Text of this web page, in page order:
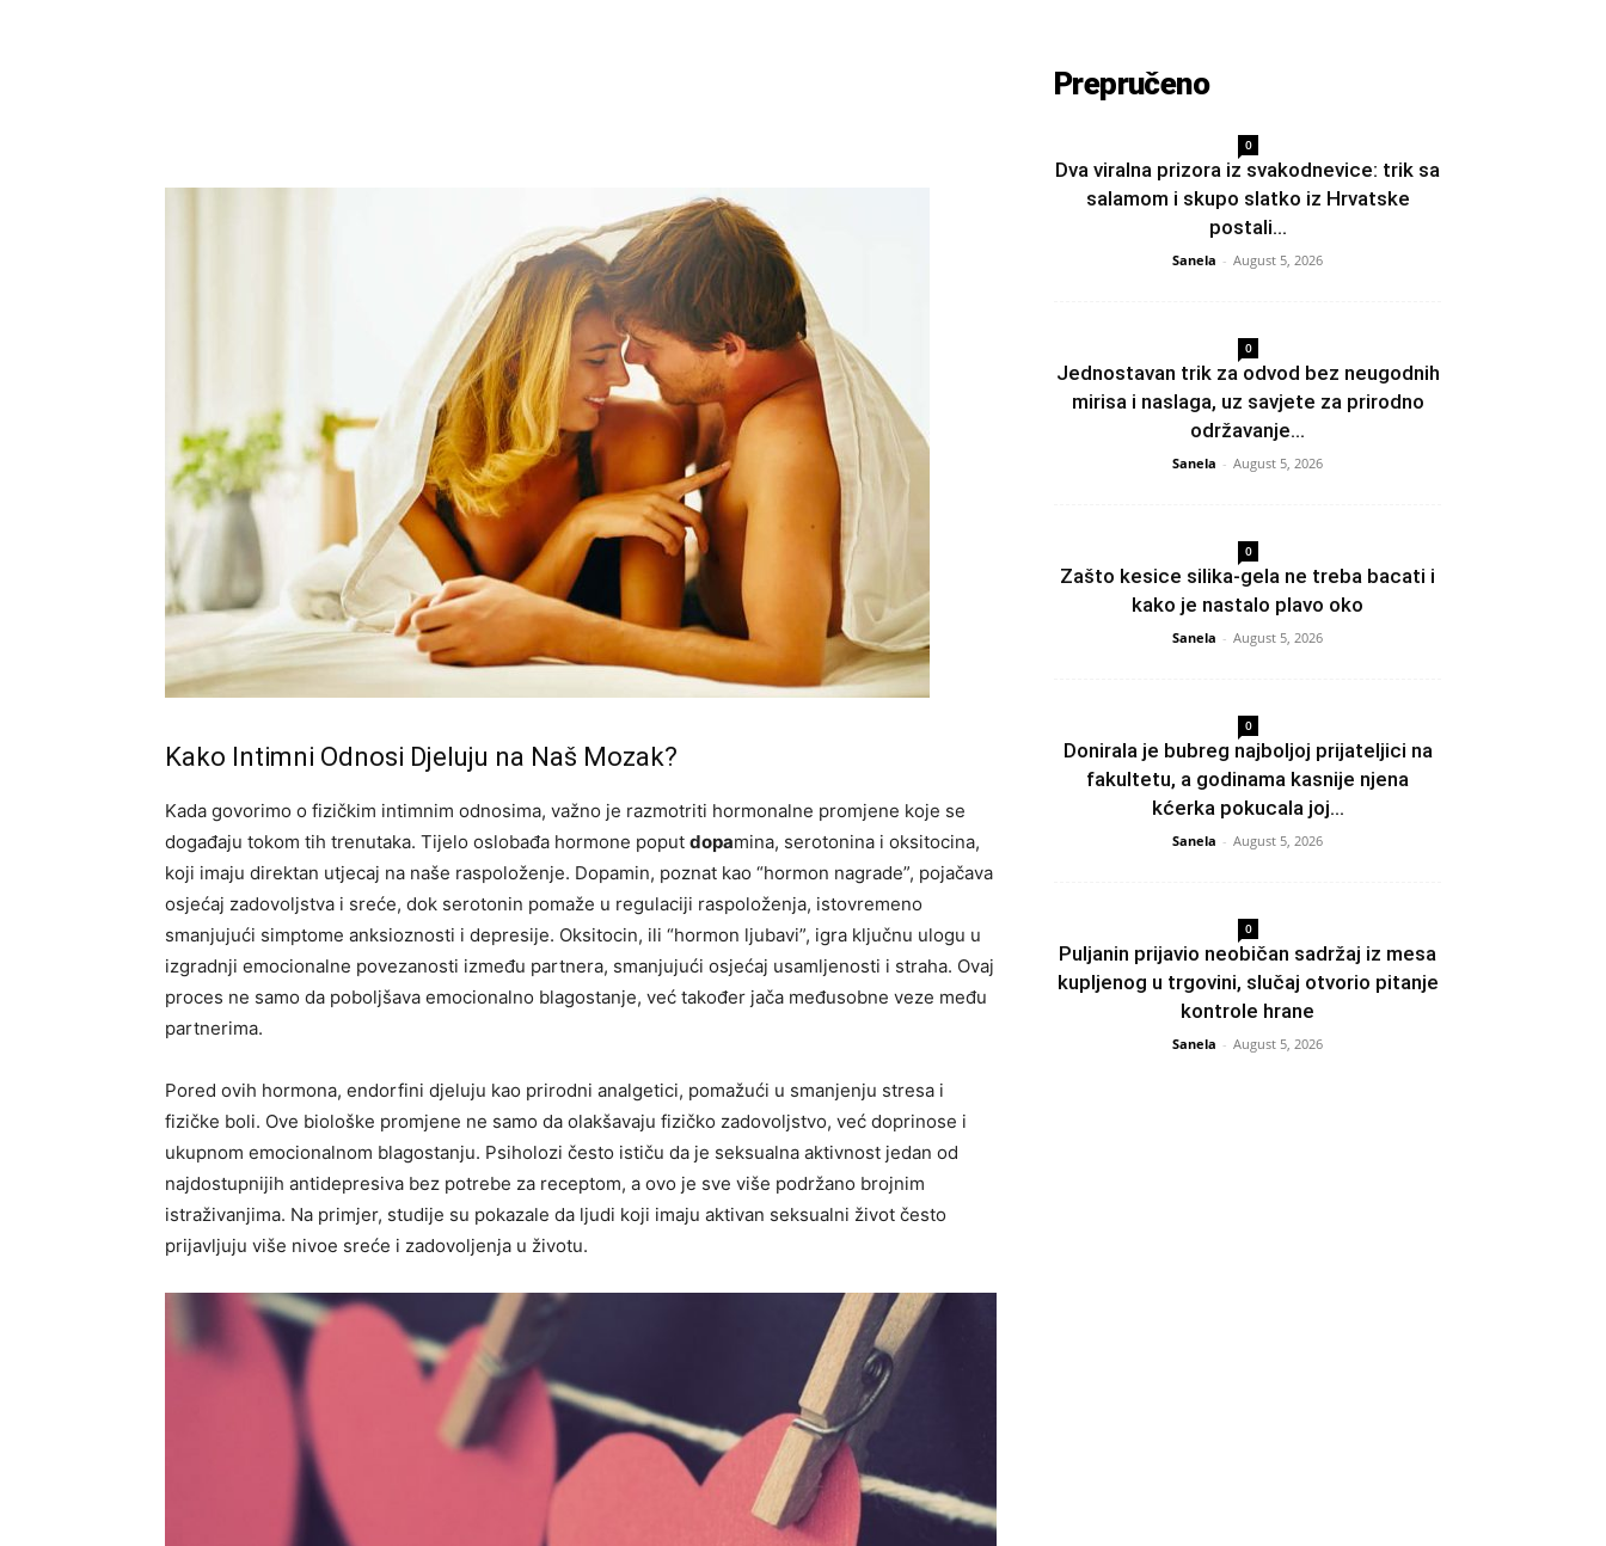
Kako Intimni Odnosi Djeluju na Naš Mozak?
Kada govorimo o fizičkim intimnim odnosima, važno je razmotriti hormonalne promjene koje se
događaju tokom tih trenutaka. Tijelo oslobađa hormone poput dopamina, serotonina i oksitocina,
koji imaju direktan utjecaj na naše raspoloženje. Dopamin, poznat kao “hormon nagrade”, pojačava
osjećaj zadovoljstva i sreće, dok serotonin pomaže u regulaciji raspoloženja, istovremeno
smanjujući simptome anksioznosti i depresije. Oksitocin, ili “hormon ljubavi”, igra ključnu ulogu u
izgradnji emocionalne povezanosti između partnera, smanjujući osjećaj usamljenosti i straha. Ovaj
proces ne samo da poboljšava emocionalno blagostanje, već također jača međusobne veze među
partnerima.
Pored ovih hormona, endorfini djeluju kao prirodni analgetici, pomažući u smanjenju stresa i
fizičke boli. Ove biološke promjene ne samo da olakšavaju fizičko zadovoljstvo, već doprinose i
ukupnom emocionalnom blagostanju. Psiholozi često ističu da je seksualna aktivnost jedan od
najdostupnijih antidepresiva bez potrebe za receptom, a ovo je sve više podržano brojnim
istraživanjima. Na primjer, studije su pokazale da ljudi koji imaju aktivan seksualni život često
prijavljuju više nivoe sreće i zadovoljenja u životu.
Prepručeno
0
Dva viralna prizora iz svakodnevice: trik sa
salamom i skupo slatko iz Hrvatske
postali...
Sanela - August 5, 2026
0
Jednostavan trik za odvod bez neugodnih
mirisa i naslaga, uz savjete za prirodno
održavanje...
Sanela - August 5, 2026
0
Zašto kesice silika-gela ne treba bacati i
kako je nastalo plavo oko
Sanela - August 5, 2026
0
Donirala je bubreg najboljoj prijateljici na
fakultetu, a godinama kasnije njena
kćerka pokucala joj...
Sanela - August 5, 2026
0
Puljanin prijavio neobičan sadržaj iz mesa
kupljenog u trgovini, slučaj otvorio pitanje
kontrole hrane
Sanela - August 5, 2026